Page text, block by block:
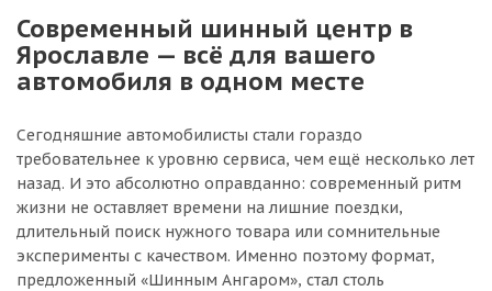
Современный шинный центр в
Ярославле — всё для вашего
автомобиля в одном месте
Сегодняшние автомобилисты стали гораздо
требовательнее к уровню сервиса, чем ещё несколько лет
назад. И это абсолютно оправданно: современный ритм
жизни не оставляет времени на лишние поездки,
длительный поиск нужного товара или сомнительные
эксперименты с качеством. Именно поэтому формат,
предложенный «Шинным Ангаром», стал столь